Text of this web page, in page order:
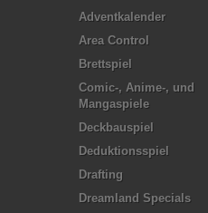
Adventkalender
Area Control
Brettspiel
Comic-, Anime-, und
Mangaspiele
Deckbauspiel
Deduktionsspiel
Drafting
Dreamland Specials